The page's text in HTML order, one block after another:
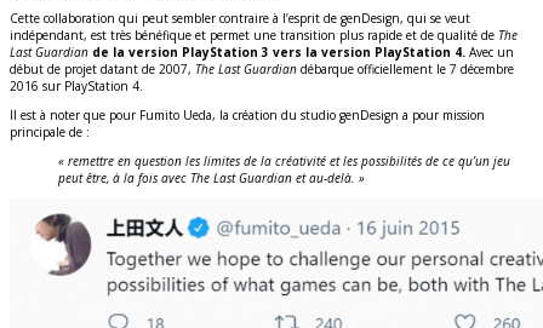
Cette collaboration qui peut sembler contraire à l’esprit de genDesign, qui se veut
indépendant, est très bénéfique et permet une transition plus rapide et de qualité de The
Last Guardian de la version PlayStation 3 vers la version PlayStation 4. Avec un
début de projet datant de 2007, The Last Guardian débarque officiellement le 7 décembre
2016 sur PlayStation 4.
Il est à noter que pour Fumito Ueda, la création du studio genDesign a pour mission
principale de :
« remettre en question les limites de la créativité et les possibilités de ce qu’un jeu
peut être, à la fois avec The Last Guardian et au-delà. »